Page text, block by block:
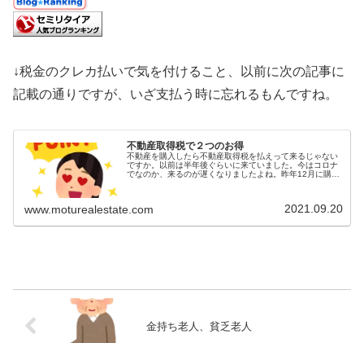
↓税金のクレカ払いで気を付けること、以前に次の記事に
記載の通りですが、いざ支払う時に忘れるもんですね。
不動産取得税で２つのお得
不動産を購入したら不動産取得税を払えって来るじゃない
ですか。以前は半年後ぐらいに来ていました。今はコロナ
でなのか、来るのが遅くなりましたよね。昨年12月に購入
www.moturealestate.com 2021.09.20
金持ち老人、貧乏老人